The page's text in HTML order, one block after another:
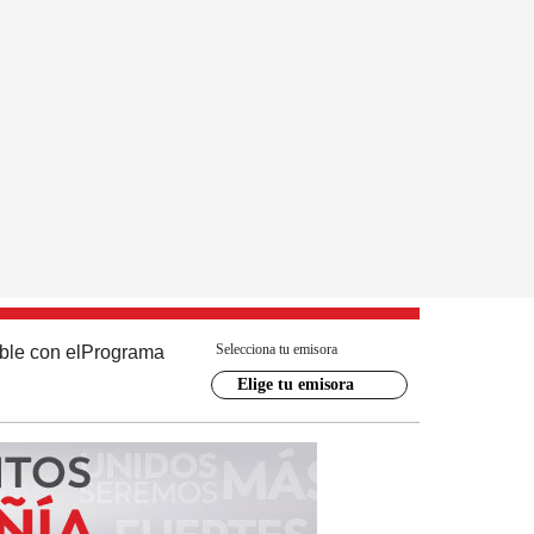
con el Programa Selecciona tu emisora
Elige tu emisora